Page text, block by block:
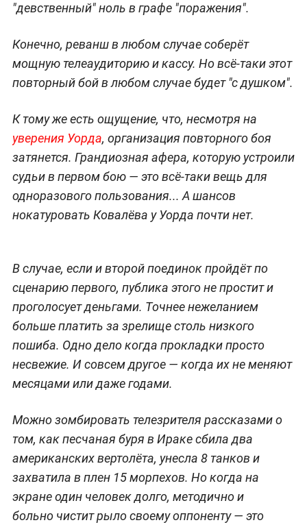
"девственный" ноль в графе "поражения".
Конечно, реванш в любом случае соберёт
мощную телеаудиторию и кассу. Но всё-таки этот
повторный бой в любом случае будет "с душком".
К тому же есть ощущение, что, несмотря на
уверения Уорда, организация повторного боя
затянется. Грандиозная афера, которую устроили
судьи в первом бою — это всё-таки вещь для
одноразового пользования... А шансов
нокатуровать Ковалёва у Уорда почти нет.
В случае, если и второй поединок пройдёт по
сценарию первого, публика этого не простит и
проголосует деньгами. Точнее нежеланием
больше платить за зрелище столь низкого
пошиба. Одно дело когда прокладки просто
несвежие. И совсем другое — когда их не меняют
месяцами или даже годами.
Можно зомбировать телезрителя рассказами о
том, как песчаная буря в Ираке сбила два
американских вертолёта, унесла 8 танков и
захватила в плен 15 морпехов. Но когда на
экране один человек долго, методично и
больно чистит рыло своему оппоненту — это